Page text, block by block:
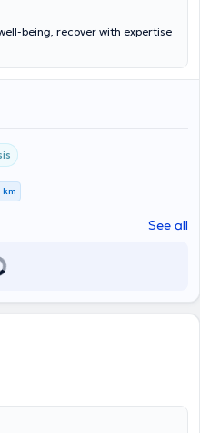
being, recover with expertise
km
See all